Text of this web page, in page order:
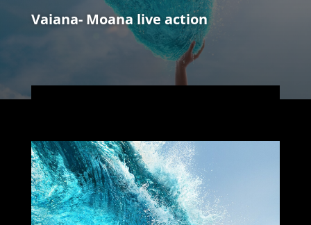
Vaiana- Moana live action